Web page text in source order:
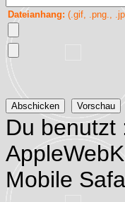
Dateianhang: (.gif, .png.,
Du benutzt
Mobile